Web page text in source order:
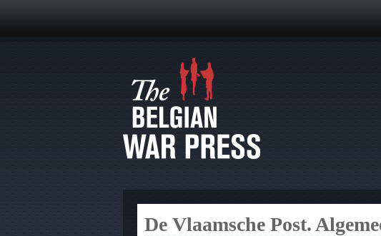
De Vlaamsche Post.